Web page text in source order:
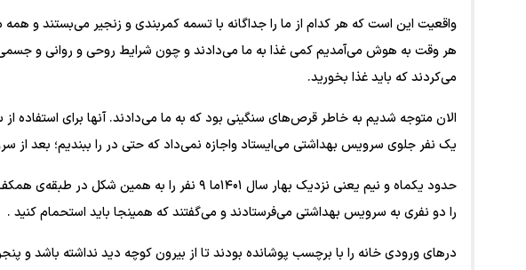
هر وقت به هوش می‌آمدیم کمی غذا به ما می‌دادند و چون شرایط روحی و روانی و جسمی
می‌کردند که باید غذا بخورید.
الان متوجه شدیم به خاطر قرص‌های سنگینی بود که به ما می‌دادند. آنها برای استفاده
یک نفر جلوی سرویس بهداشتی می‌ایستاد واجازه نمی‌داد که حتی در را ببندیم؛ بعد از
حدود یکماه و نیم یعنی نزدیک بهار سال ۱۴۰۱ما ۹ نفر
را دو نفری به سرویس بهداشتی می‌فرستادند و می‌گفتند که همینجا باید استحمام کنید .
درهای ورودی خانه را با برچسب پوشانده بودند تا از بیرون کوچه دید نداشته باشد و